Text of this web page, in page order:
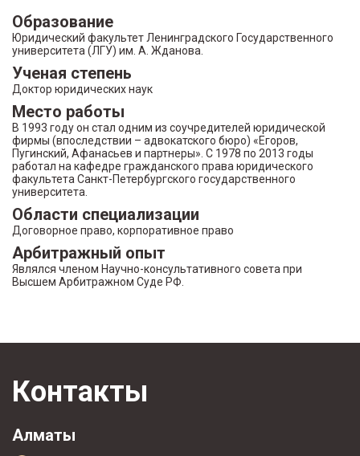
Образование
Юридический факультет Ленинградского Государственного
университета (ЛГУ) им. А. Жданова.
Ученая степень
Доктор юридических наук
Место работы
В 1993 году он стал одним из соучредителей юридической
фирмы (впоследствии – адвокатского бюро) «Егоров,
Пугинский, Афанасьев и партнеры». С 1978 по 2013 годы
работал на кафедре гражданского права юридического
факультета Санкт-Петербургского государственного
университета.
Области специализации
Договорное право, корпоративное право
Арбитражный опыт
Являлся членом Научно-консультативного совета при
Высшем Арбитражном Суде РФ.
Контакты
Алматы